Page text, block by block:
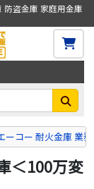
防盗金庫 家庭用金庫
ーコー 耐火金庫 業
＜100万変